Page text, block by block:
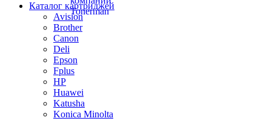
Каталог картриджей
Avision
Brother
Canon
Deli
Epson
Fplus
HP
Huawei
Katusha
Konica Minolta